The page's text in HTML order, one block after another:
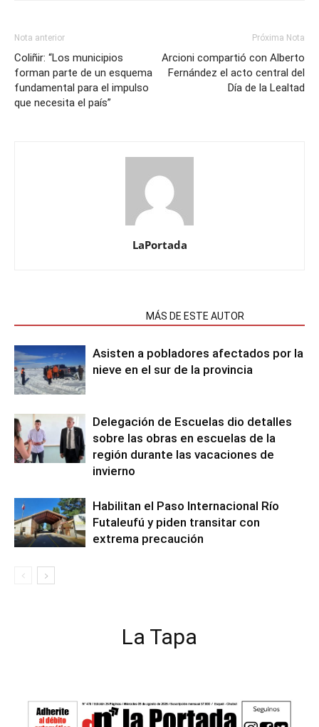
Nota anterior
Coliñir: “Los municipios
forman parte de un esquema
fundamental para el impulso
que necesita el país”
Próxima Nota
Arcioni compartió con Alberto
Fernández el acto central del
Día de la Lealtad
LaPortada
MÁS DE ESTE AUTOR
Asisten a pobladores afectados por la
nieve en el sur de la provincia
Delegación de Escuelas dio detalles
sobre las obras en escuelas de la
región durante las vacaciones de
invierno
Habilitan el Paso Internacional Río
Futaleufú y piden transitar con
extrema precaución
La Tapa